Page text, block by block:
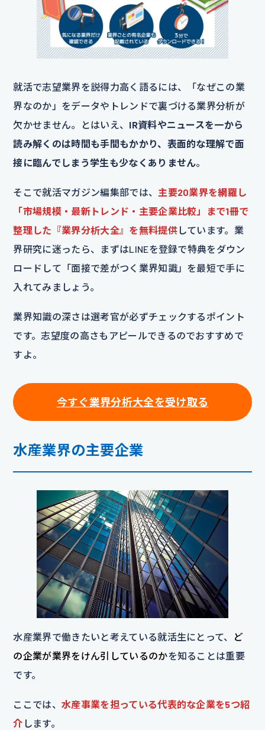
就活で志望業界を説得力高く語るには、「なぜこの業
界なのか」をデータやトレンドで裏づける業界分析が
欠かせません。とはいえ、 IR資料やニュースを一から
読み解くのは時間も手間もかかり、表面的な理解で面
接に臨んでしまう学生も少なくありません。
そこで就活マガジン編集部では、 主要20業界を網羅し
「市場規模・最新トレンド・主要企業比較」まで1冊で
整理した『業界分析大全』を無料提供しています。業
界研究に迷ったら、まずはLINEを登録で特典をダウン
ロードして「面接で差がつく業界知識」を最短で手に
入れてみましょう。
業界知識の深さは選考官が必ずチェックするポイント
です。志望度の高さもアピールできるのでおすすめで
すよ。
今すぐ業界分析大全を受け取る
水産業界の主要企業
水産業界で働きたいと考えている就活生にとって、
ど
の企業が業界をけん引しているのかを知ることは重要
です。
ここでは、 水産事業を担っている代表的な企業を5つ紹
介 します。